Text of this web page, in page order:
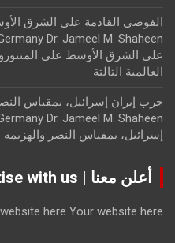
على الشرق الأوسط على
العالمية الثالثة
إسرائيل، بمقياس النصر والهزيمة
أعلن معنا | Advertise with us
here Your website here